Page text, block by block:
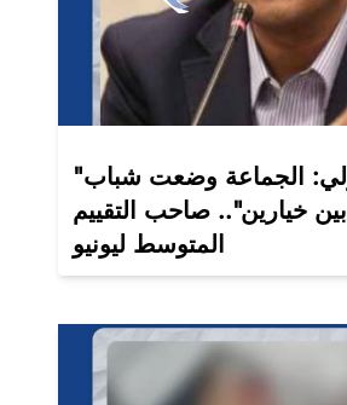
"طارق الخولي: الجماعة وضعت شباب
بين خيارين".. صاحب التقييم
المتوسط ليونيو